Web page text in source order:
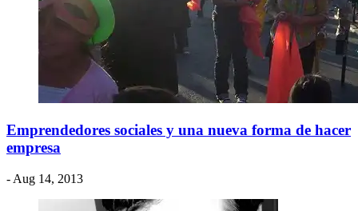
Emprendedores sociales y una nueva forma de hacer
empresa
- Aug 14, 2013